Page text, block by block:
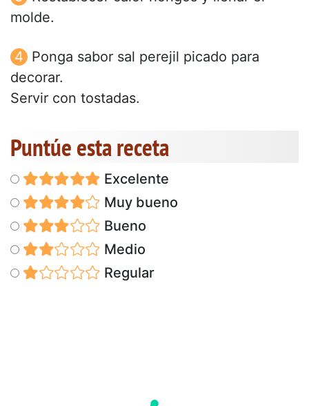
molde.
Ponga sabor sal perejil picado para
decorar.
Servir con tostadas.
Puntúe esta receta
Excelente
Muy bueno
Bueno
Medio
Regular